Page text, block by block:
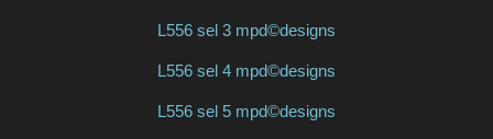
L556 sel 3 mpd©designs
L556 sel 4 mpd©designs
L556 sel 5 mpd©designs